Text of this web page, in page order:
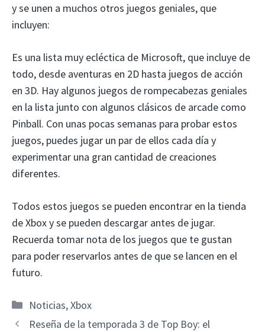
y se unen a muchos otros juegos geniales, que
incluyen:
Es una lista muy ecléctica de Microsoft, que incluye de
todo, desde aventuras en 2D hasta juegos de acción
en 3D. Hay algunos juegos de rompecabezas geniales
en la lista junto con algunos clásicos de arcade como
Pinball. Con unas pocas semanas para probar estos
juegos, puedes jugar un par de ellos cada día y
experimentar una gran cantidad de creaciones
diferentes.
Todos estos juegos se pueden encontrar en la tienda
de Xbox y se pueden descargar antes de jugar.
Recuerda tomar nota de los juegos que te gustan
para poder reservarlos antes de que se lancen en el
futuro.
Categorías
Noticias,Xbox
Reseña de la temporada 3 de Top Boy: el